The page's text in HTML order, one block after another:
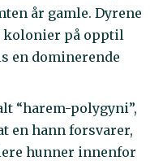
år gamle. Dyrene
kolonier på opptil
en dominerende
“harem-polygyni”,
en hann forsvarer,
hunner innenfor